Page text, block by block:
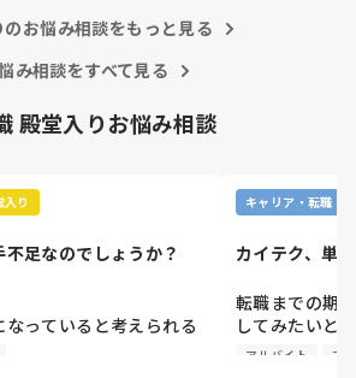
かったんだなって。スプー
とか思いながら。
お悩み相談をもっと見る
み相談をすべて見る
殿堂入りお悩み相談
入り
足なのでしょうか？
っていると考えられる
さい
キャリア・転職
カイテク、単
転職までの期
してみたいと
ですが単発バ
アルバイト 未